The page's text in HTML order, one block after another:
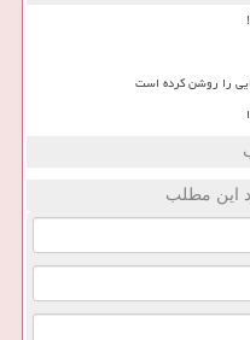
را روشن کرده است
این مطلب